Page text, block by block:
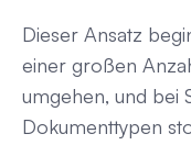
Dieser Ansatz
einer großen
umgehen, und bei
Dokumenttypen